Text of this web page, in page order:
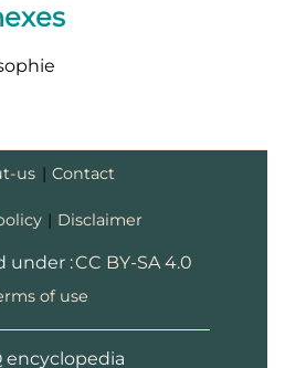
us | Contact
| Disclaimer
under :CC BY-SA 4.0
of use
encyclopedia